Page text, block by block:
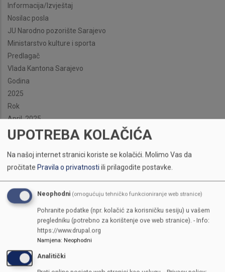
Informacija/Izvještaj
Nosilac posla
JU Narodno pozorište Sarajevo
Ministarstvo kulture i sporta
Predlagač
Vlada Kantona Sarajevo
Godina
2025
Rok
April, 2025
UPOTREBA KOLAČIĆA
Na našoj internet stranici koriste se kolačići. Molimo Vas da
pročitate Pravila o privatnostiili prilagodite postavke.
Neophodni (omogućuju tehničko funkcioniranje web stranice)
Pohranite podatke (npr. kolačić za korisničku sesiju) u vašem
pregledniku (potrebno za korištenje ove web stranice). - Info:
https://www.drupal.org
Namjena: Neophodni
Analitički